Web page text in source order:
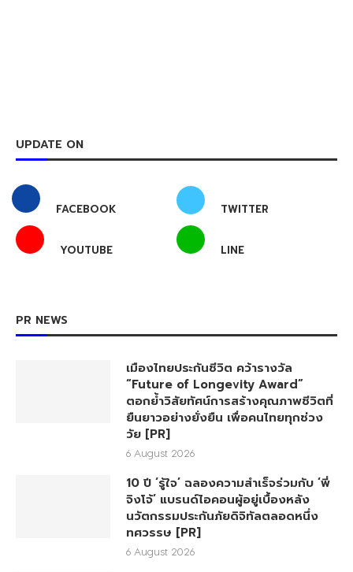
UPDATE ON
FACEBOOK TWITTER
YOUTUBE LINE
PR NEWS
เมืองไทยประกันชีวิต คว้ารางวัล
“Future of Longevity Award”
ตอกย้ำวิสัยทัศน์การสร้างคุณภาพชีวิตที่
ยืนยาวอย่างยั่งยืน เพื่อคนไทยทุกช่วง
วัย [PR]
6 August 2026
10 ปี ‘รู้ใจ’ ฉลองความสำเร็จร่วมกับ ‘พี่
จิงโจ้’ แบรนด์ไอคอนผู้อยู่เบื้องหลัง
นวัตกรรมประกันภัยดิจิทัลตลอดหนึ่ง
ทศวรรษ [PR]
6 August 2026